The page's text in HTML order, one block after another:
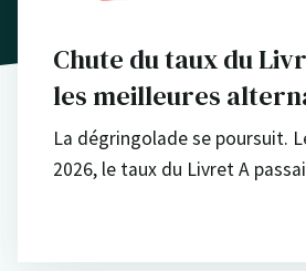
Chute du taux du
les meilleures
La dégringolade se poursuit.
2026, le taux du Livret A